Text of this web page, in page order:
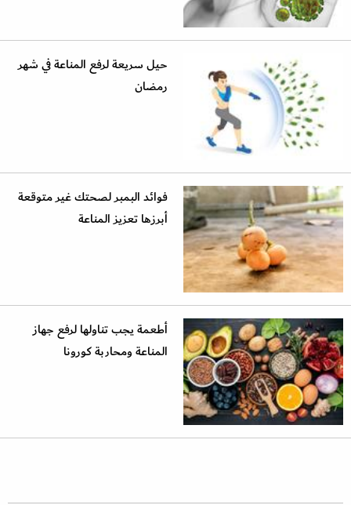
حيل سريعة لرفع المناعة في شهر
رمضان
فوائد البمبر لصحتك غير متوقعة
أبرزها تعزيز المناعة
أطعمة يجب تناولها لرفع جهاز
المناعة ومحاربة كورونا